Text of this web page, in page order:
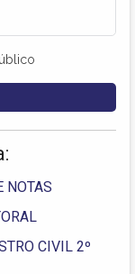
NOTAS
CIVIL 2º